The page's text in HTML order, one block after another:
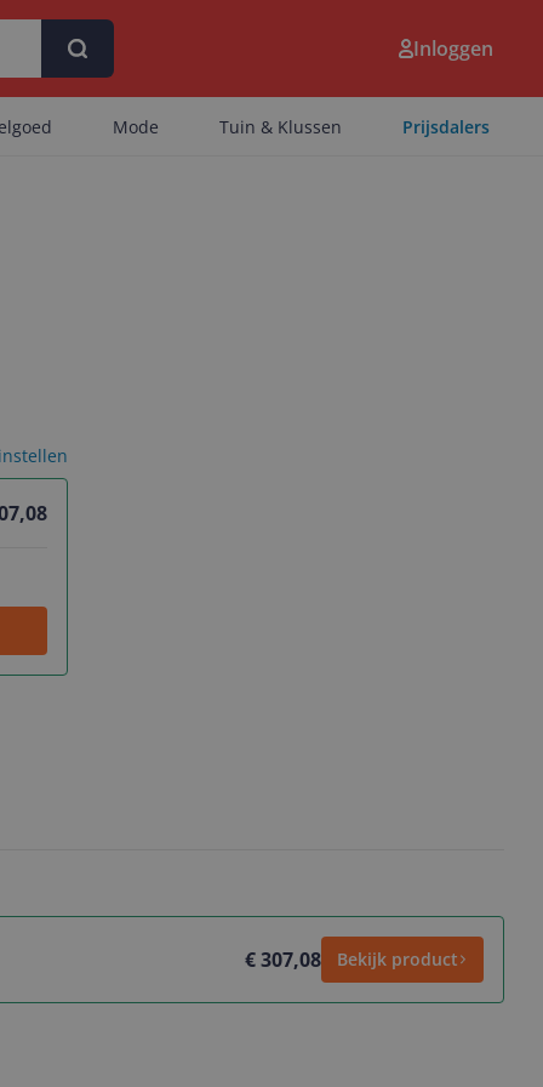
Inloggen
Mode Tuin & Klussen Prijsdalers
€ 307,08 Bekijk product